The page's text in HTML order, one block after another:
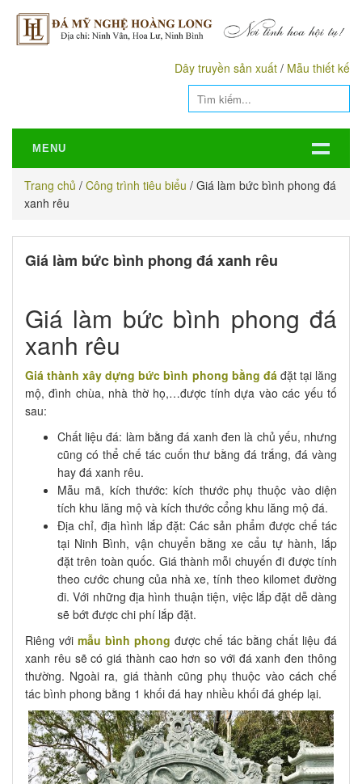
Dây truyền sản xuất / Mẫu thiết kế
MENU
Trang chủ / Công trình tiêu biểu / Giá làm bức bình phong đá
xanh rêu
Giá làm bức bình phong đá xanh rêu
Giá làm bức bình phong đá
xanh rêu
Giá thành xây dựng bức bình phong bằng đáđặt tại lăng
mộ, đình chùa, nhà thờ họ,…được tính dựa vào các yếu tố
sau:
Chất liệu đá: làm bằng đá xanh đen là chủ yếu, nhưng
cũng có thể chế tác cuốn thư bằng đá trắng, đá vàng
hay đá xanh rêu.
Mẫu mã, kích thước: kích thước phụ thuộc vào diện
tích khu lăng mộ và kích thước cổng khu lăng mộ đá.
Địa chỉ, địa hình lắp đặt: Các sản phẩm được chế tác
tại Ninh Bình, vận chuyển bằng xe cẩu tự hành, lắp
đặt trên toàn quốc. Giá thành mỗi chuyến đi được tính
theo cước chung của nhà xe, tính theo kilomet đường
đi. Với những địa hình thuận tiện, việc lắp đặt dễ dàng
sẽ bớt được chi phí lắp đặt.
Riêng với mẫu bình phong được chế tác bằng chất liệu đá
xanh rêu sẽ có giá thành cao hơn so với đá xanh đen thông
thường. Ngoài ra, giá thành cũng phụ thuộc vào cách chế
tác bình phong bằng 1 khối đá hay nhiều khối đá ghép lại.